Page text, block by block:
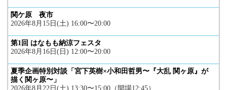
関ケ原 夜市
2026年8月15日(土) 16:00〜20:00
第1回 はなもも納涼フェスタ
2026年8月16日(日) 12:00〜20:00
夏季企画特別対談「宮下英樹×小和田哲男〜『大乱 関ヶ原』が
描く関ヶ原〜」
2026年8月22日(土) 13:30〜15:00（開場12:45）